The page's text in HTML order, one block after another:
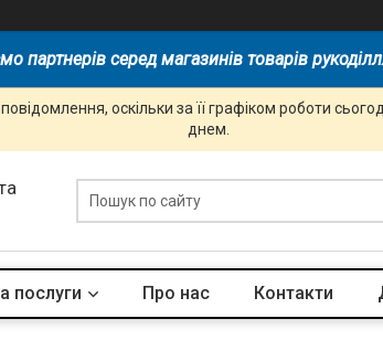
партнерів серед магазинів товарів
оскільки за її графіком роботи
днем.
послуги Про нас Контакти